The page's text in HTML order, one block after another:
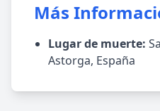
Más
Lugar de muerte:
Astorga, España